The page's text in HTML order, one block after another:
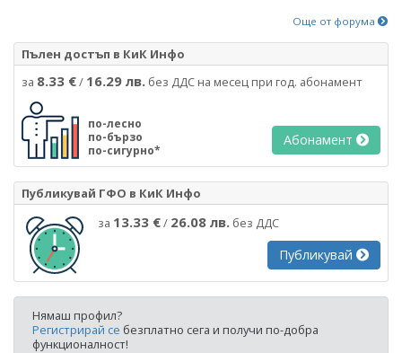
Още от форума
Пълен достъп в КиК Инфо
за 8.33 €/ 16.29 лв. без ДДС на месец при год. абонамент
по-лесно
по-бързо
по-сигурно*
Абонамент
Публикувай ГФО в КиК Инфо
за 13.33 €/ 26.08 лв. без ДДС
Публикувай
Нямаш профил?
Регистрирай се безплатно сега и получи по-добра
функционалност!